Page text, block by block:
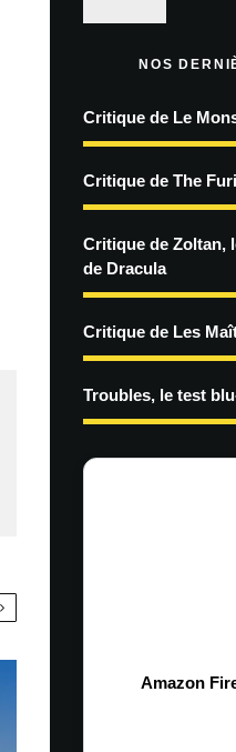
NOS
Critique de Le
Critique de The
Critique de Zoltan,
de Dracula
Critique de Les
Troubles, le test
Amazon